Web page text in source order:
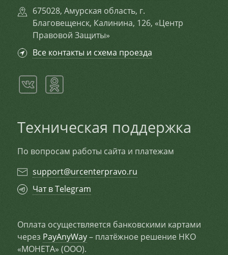
675028, Амурская область, г.
Благовещенск, Калинина, 126, «Центр
Правовой Защиты»
Все контакты и схема проезда
Техническая поддержка
По вопросам работы сайта и платежам
support@urcenterpravo.ru
Чат в Telegram
Оплата осуществляется банковскими картами
через PayAnyWay– платёжное решение НКО
«МОНЕТА» (ООО).